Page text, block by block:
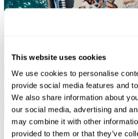
This website uses cookies
We use cookies to personalise
provide social media features and
We also share information about
our social media, advertising and
may combine it with other
provided to them or that they’ve